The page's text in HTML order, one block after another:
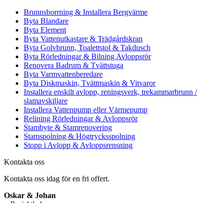
Brunnsborrning & Installera Bergvärme
Byta Blandare
Byta Element
Byta Vattenutkastare & Trädgårdskran
Byta Golvbrunn, Toalettstol & Takdusch
Byta Rörledningar & Bilning Avloppsrör
Renovera Badrum & Tvättstuga
Byta Varmvattenberedare
Byta Diskmaskin, Tvättmaskin & Vitvaror
Installera enskilt avlopp, reningsverk, trekammarbrunn /
slamavskiljare
Installera Vattenpump eller Värmepump
Relining Rörledningar & Avloppsrör
Stambyte & Stamrenovering
Stamspolning & Högtrycksspolning
Stopp i Avlopp & Avloppsrensning
Kontakta oss
Kontakta oss idag för en fri offert.
Oskar & Johan